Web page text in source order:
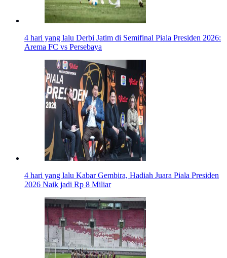
4 hari yang lalu Derbi Jatim di Semifinal Piala Presiden 2026:
Arema FC vs Persebaya
4 hari yang lalu Kabar Gembira, Hadiah Juara Piala Presiden
2026 Naik jadi Rp 8 Miliar